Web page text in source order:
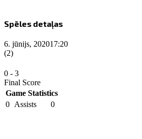
Spēles detaļas
6. jūnijs, 202017:20
(2)
0 - 3
Final Score
Game Statistics
0 Assists 0